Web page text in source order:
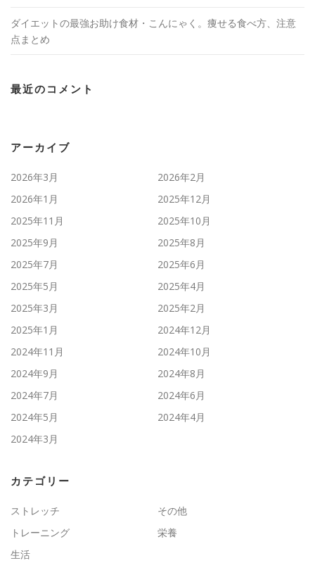
ダイエットの最強お助け食材・こんにゃく。痩せる食べ方、注意
点まとめ
最近のコメント
アーカイブ
2026年3月
2026年2月
2026年1月
2025年12月
2025年11月
2025年10月
2025年9月
2025年8月
2025年7月
2025年6月
2025年5月
2025年4月
2025年3月
2025年2月
2025年1月
2024年12月
2024年11月
2024年10月
2024年9月
2024年8月
2024年7月
2024年6月
2024年5月
2024年4月
2024年3月
カテゴリー
ストレッチ
その他
トレーニング
栄養
生活